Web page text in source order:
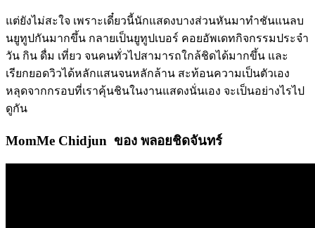
แต่ยังไม่สะใจ เพราะเดี๋ยวนี้นักแสดงบางส่วนหันมาทำชันแนลบ
นยูทูปกันมากขึ้น กลายเป็นยูทูปเบอร์ คอยอัพเดทกิจกรรมประจำ
วัน กิน ดื่ม เที่ยว จนคนทั่วไปสามารถใกล้ชิดได้มากขึ้น และ
เรียกยอดวิวได้หลักแสนจนหลักล้าน สะท้อนความเป็นตัวเอง
หลุดจากกรอบที่เราคุ้นชินในงานแสดงนั่นเอง จะเป็นอย่างไรไป
ดูกัน
MomMe Chidjun ของ พลอยชิดจันทร์